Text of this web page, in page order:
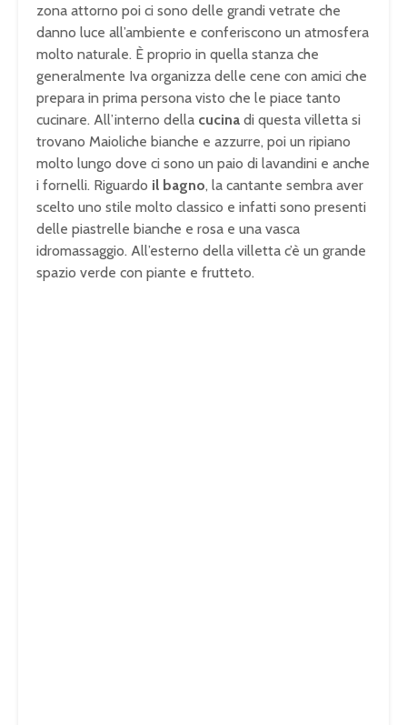
zona attorno poi ci sono delle grandi vetrate che
danno luce all’ambiente e conferiscono un atmosfera
molto naturale. È proprio in quella stanza che
generalmente Iva organizza delle cene con amici che
prepara in prima persona visto che le piace tanto
cucinare. All’interno della cucina di questa villetta si
trovano Maioliche bianche e azzurre, poi un ripiano
molto lungo dove ci sono un paio di lavandini e anche
i fornelli. Riguardo il bagno, la cantante sembra aver
scelto uno stile molto classico e infatti sono presenti
delle piastrelle bianche e rosa e una vasca
idromassaggio. All’esterno della villetta c’è un grande
spazio verde con piante e frutteto.